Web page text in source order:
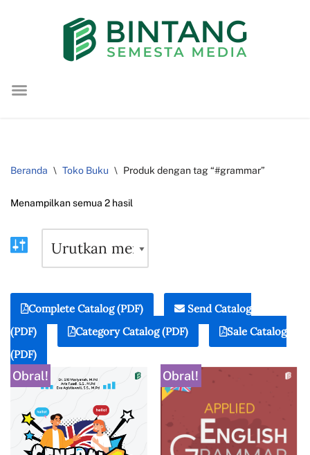
konten
Beranda \ Toko Buku \ Produk dengan tag “#grammar”
Menampilkan semua 2 hasil
Complete Catalog (PDF)
Send Catalog
(PDF)
Category Catalog (PDF)
Sale Catalog
(PDF)
Obral! Obral!